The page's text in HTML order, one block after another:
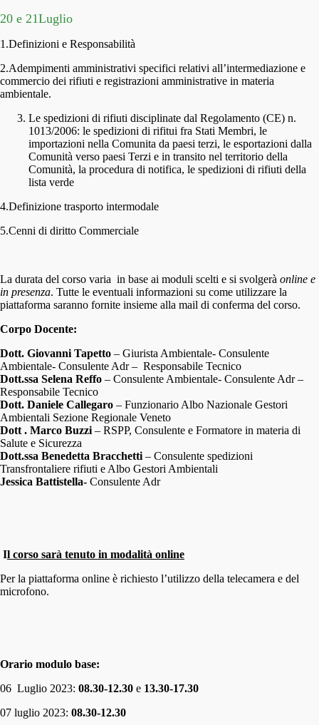
20 e 21Luglio
1.Definizioni e Responsabilità
2.Adempimenti amministrativi specifici relativi all’intermediazione e
commercio dei rifiuti e registrazioni amministrative in materia
ambientale.
Le spedizioni di rifiuti disciplinate dal Regolamento (CE) n.
1013/2006: le spedizioni di rifitui fra Stati Membri, le
importazioni nella Comunita da paesi terzi, le esportazioni dalla
Comunità verso paesi Terzi e in transito nel territorio della
Comunità, la procedura di notifica, le spedizioni di rifiuti della
lista verde
4.Definizione trasporto intermodale
5.Cenni di diritto Commerciale
La durata del corso varia in base ai moduli scelti e si svolgerà online e
in presenza. Tutte le eventuali informazioni su come utilizzare la
piattaforma saranno fornite insieme alla mail di conferma del corso.
Corpo Docente:
Dott. Giovanni Tapetto – Giurista Ambientale- Consulente
Ambientale- Consulente Adr – Responsabile Tecnico
Dott.ssa Selena Reffo – Consulente Ambientale- Consulente Adr –
Responsabile Tecnico
Dott. Daniele Callegaro – Funzionario Albo Nazionale Gestori
Ambientali Sezione Regionale Veneto
Dott . Marco Buzzi – RSPP, Consulente e Formatore in materia di
Salute e Sicurezza
Dott.ssa Benedetta Bracchetti – Consulente spedizioni
Transfrontaliere rifiuti e Albo Gestori Ambientali
Jessica Battistella- Consulente Adr
Il corso sarà tenuto in modalità online
Per la piattaforma online è richiesto l’utilizzo della telecamera e del
microfono.
Orario modulo base:
06 Luglio 2023: 08.30-12.30 e 13.30-17.30
07 luglio 2023: 08.30-12.30